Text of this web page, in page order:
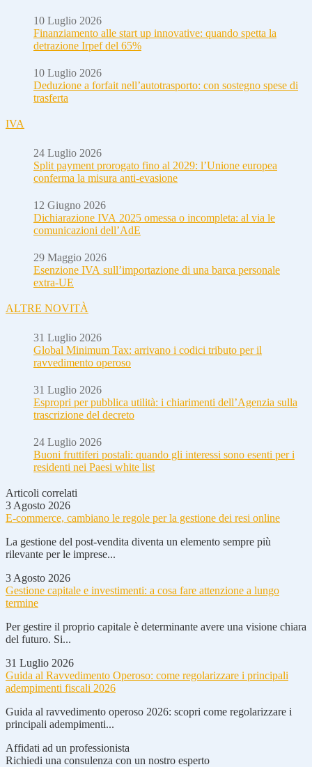
10 Luglio 2026
Finanziamento alle start up innovative: quando spetta la
detrazione Irpef del 65%
10 Luglio 2026
Deduzione a forfait nell’autotrasporto: con sostegno spese di
trasferta
IVA
24 Luglio 2026
Split payment prorogato fino al 2029: l’Unione europea
conferma la misura anti-evasione
12 Giugno 2026
Dichiarazione IVA 2025 omessa o incompleta: al via le
comunicazioni dell’AdE
29 Maggio 2026
Esenzione IVA sull’importazione di una barca personale
extra-UE
ALTRE NOVITÀ
31 Luglio 2026
Global Minimum Tax: arrivano i codici tributo per il
ravvedimento operoso
31 Luglio 2026
Espropri per pubblica utilità: i chiarimenti dell’Agenzia sulla
trascrizione del decreto
24 Luglio 2026
Buoni fruttiferi postali: quando gli interessi sono esenti per i
residenti nei Paesi white list
Articoli correlati
3 Agosto 2026
E-commerce, cambiano le regole per la gestione dei resi online
La gestione del post-vendita diventa un elemento sempre più
rilevante per le imprese...
3 Agosto 2026
Gestione capitale e investimenti: a cosa fare attenzione a lungo
termine
Per gestire il proprio capitale è determinante avere una visione chiara
del futuro. Si...
31 Luglio 2026
Guida al Ravvedimento Operoso: come regolarizzare i principali
adempimenti fiscali 2026
Guida al ravvedimento operoso 2026: scopri come regolarizzare i
principali adempimenti...
Affidati ad un professionista
Richiedi una consulenza con un nostro esperto